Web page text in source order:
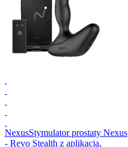
NexusStymulator prostaty Nexus
- Revo Stealth z aplikacją,